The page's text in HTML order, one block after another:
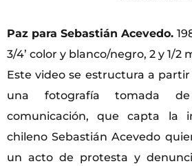
Paz para Sebastián Acevedo.
3/4’ color y blanco/negro, 2 y 1/2
Este video se estructura a
una fotografía tomada
comunicación, que capta la
chileno Sebastián Acevedo
un acto de protesta y